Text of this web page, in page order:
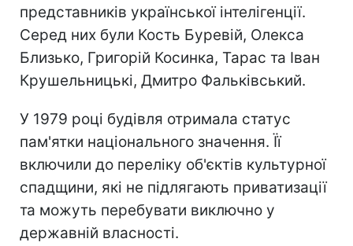
представників української інтелігенції.
Серед них були Кость Буревій, Олекса
Близько, Григорій Косинка, Тарас та Іван
Крушельницькі, Дмитро Фальківський.
У 1979 році будівля отримала статус
пам'ятки національного значення. Її
включили до переліку об'єктів культурної
спадщини, які не підлягають приватизації
та можуть перебувати виключно у
державній власності.